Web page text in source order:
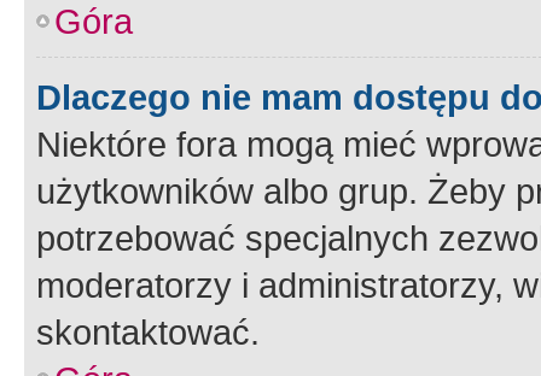
Góra
Dlaczego nie mam dostępu
Niektóre fora mogą mieć
użytkowników albo grup. Żeby
potrzebować specjalnych
moderatorzy i administratorzy,
skontaktować.